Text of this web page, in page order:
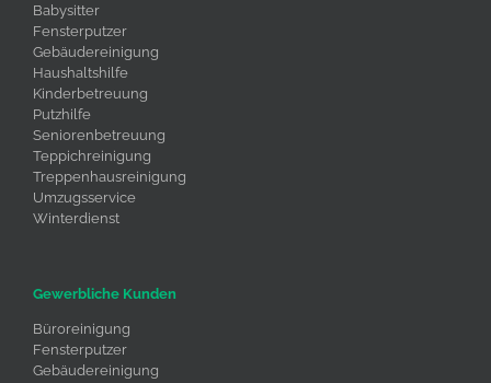
Babysitter
Fensterputzer
Gebäudereinigung
Haushaltshilfe
Kinderbetreuung
Putzhilfe
Seniorenbetreuung
Teppichreinigung
Treppenhausreinigung
Umzugsservice
Winterdienst
Gewerbliche Kunden
Büroreinigung
Fensterputzer
Gebäudereinigung